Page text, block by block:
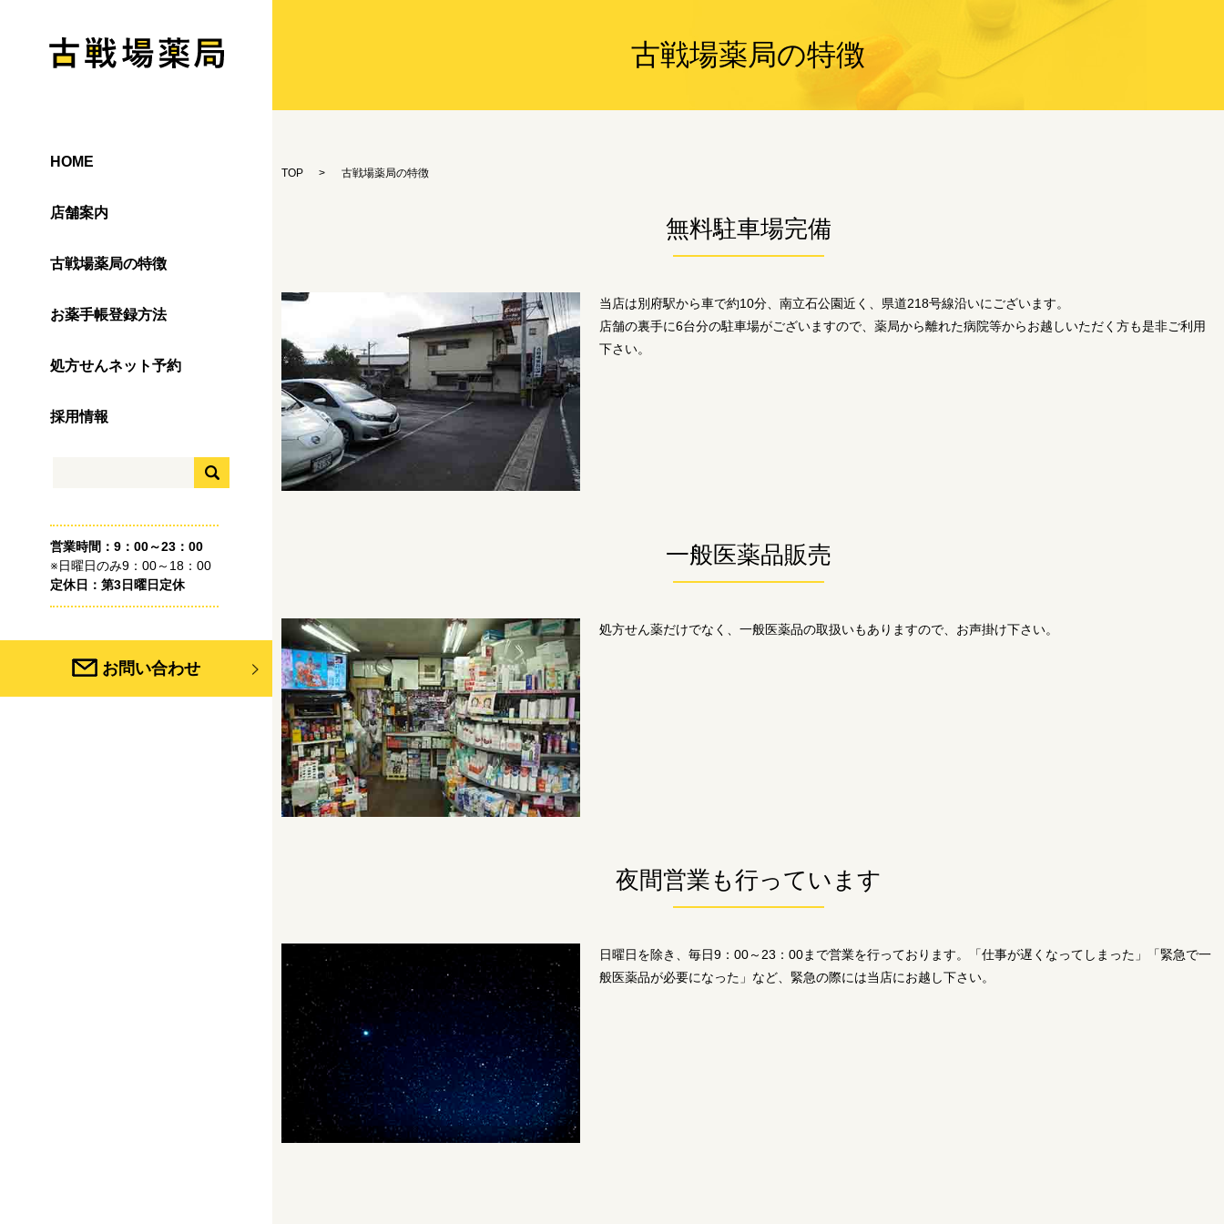
HOME
店舗案内
古戦場薬局の特徴
お薬手帳登録方法
処方せんネット予約
採用情報
営業時間：9：00～23：00
※日曜日のみ9：00～18：00
定休日：第3日曜日定休
お問い合わせ
古戦場薬局の特徴
TOP 古戦場薬局の特徴
無料駐車場完備
当店は別府駅から車で約10分、南立石公園近く、県道218号線沿いにございます。
店舗の裏手に6台分の駐車場がございますので、薬局から離れた病院等からお越しいただく方も是非ご利用
下さい。
一般医薬品販売
処方せん薬だけでなく、一般医薬品の取扱いもありますので、お声掛け下さい。
夜間営業も行っています
日曜日を除き、毎日9：00～23：00まで営業を行っております。「仕事が遅くなってしまった」「緊急で一
般医薬品が必要になった」など、緊急の際には当店にお越し下さい。